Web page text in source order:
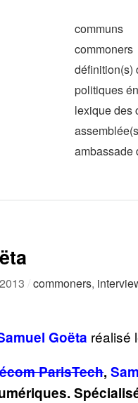
communs
commoners
définition(s)
politiques
lexique des
ambassade
/commoners,
Goëta réalisé
ParisTech,